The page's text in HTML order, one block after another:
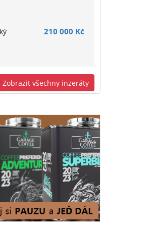
210 000 Kč
Zobrazit všechny inzeráty